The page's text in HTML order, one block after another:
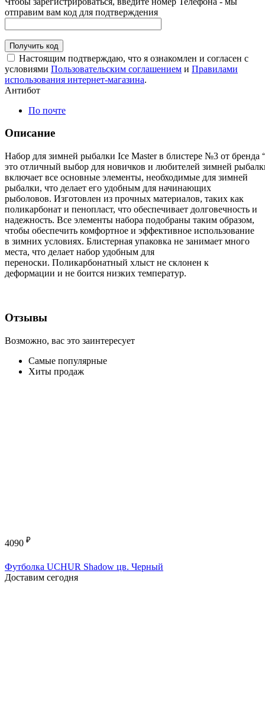
отправим вам код для подтверждения
Получить код
Настоящим подтверждаю, что я ознакомлен и согласен с
условиями Пользовательским соглашением и Правилами
использования интернет-магазина.
Антибот
По почте
Описание
Набор для зимней рыбалки Ice Masterв блистере №3 от бренда
это отличный выбор для новичков и любителей зимней
включает все основные элементы, необходимые для зимней
рыбалки, что делает его удобным для начинающих
рыболовов. Изготовлен из прочных материалов, таких как
поликарбонат и пенопласт, что обеспечивает долговечность и
надежность. Все элементы набора подобраны таким образом,
чтобы обеспечить комфортное и эффективное использование
в зимних условиях. Блистерная упаковка не занимает много
места, что делает набор удобным для
переноски. Поликарбонатный хлыст не склонен к
деформации и не боится низких температур.
Отзывы
Возможно, вас это заинтересует
Самые популярные
Хиты продаж
4090 ₽
Футболка UCHUR Shadow цв. Черный
Доставим сегодня